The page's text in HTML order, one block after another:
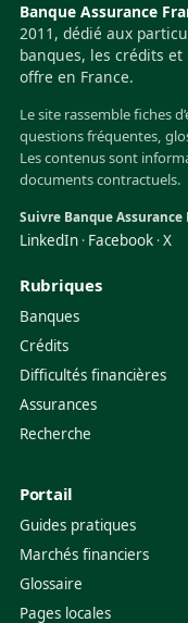
Banque Assurance
2011, dédié aux
banques, les crédits
offre en France.
Le site rassemble fiches
questions fréquentes,
Les contenus sont
documents contractuels.
Suivre Banque Assurance
LinkedIn · Facebook ·X
Rubriques
Banques
Crédits
Difficultés financières
Assurances
Recherche
Portail
Guides pratiques
Marchés financiers
Glossaire
Pages locales